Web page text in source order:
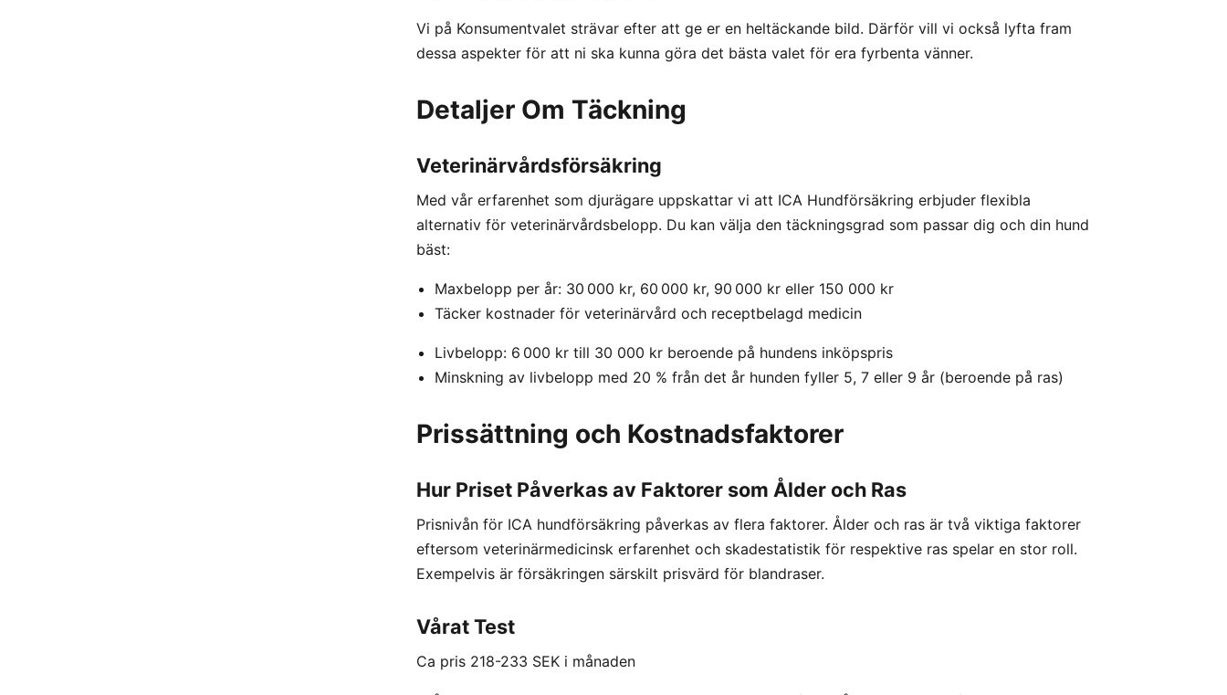
Vi på Konsumentvalet strävar efter att ge er en heltäckande bild. Därför vill vi också lyfta fram
dessa aspekter för att ni ska kunna göra det bästa valet för era fyrbenta vänner.
Detaljer Om Täckning
Veterinärvårdsförsäkring
Med vår erfarenhet som djurägare uppskattar vi att ICA Hundförsäkring erbjuder flexibla
alternativ för veterinärvårdsbelopp. Du kan välja den täckningsgrad som passar dig och din hund
bäst:
Maxbelopp per år: 30 000 kr, 60 000 kr, 90 000 kr eller 150 000 kr
Täcker kostnader för veterinärvård och receptbelagd medicin
Livbelopp: 6 000 kr till 30 000 kr beroende på hundens inköpspris
Minskning av livbelopp med 20 % från det år hunden fyller 5, 7 eller 9 år (beroende på ras)
Prissättning och Kostnadsfaktorer
Hur Priset Påverkas av Faktorer som Ålder och Ras
Prisnivån för ICA hundförsäkring påverkas av flera faktorer. Ålder och ras är två viktiga faktorer
eftersom veterinärmedicinsk erfarenhet och skadestatistik för respektive ras spelar en stor roll.
Exempelvis är försäkringen särskilt prisvärd för blandraser.
Vårat Test
Ca pris 218-233 SEK i månaden